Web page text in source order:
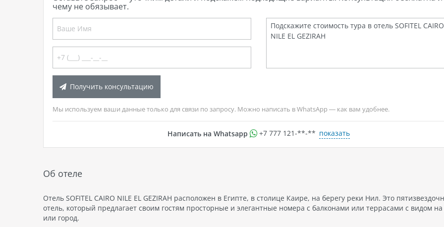
чему не обязывает.
Получить консультацию
Мы используем ваши данные только для связи по запросу. Можно написать в WhatsApp — как вам удобнее.
Написать на Whatsapp +7 777 121-**-** показать
Об отеле
Отель SOFITEL CAIRO NILE EL GEZIRAH расположен в Египте, в столице Каире, на берегу реки Нил. Это
отель, который предлагает своим гостям просторные и элегантные номера с балконами или террасами с видом на
или город.